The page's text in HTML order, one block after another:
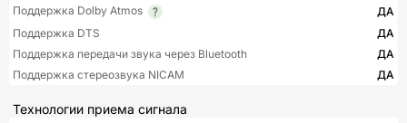
Поддержка Dolby Atmos
ДА
Поддержка DTS
ДА
Поддержка передачи звука через Bluetooth
ДА
Поддержка стереозвука NICAM
ДА
Технологии приема сигнала